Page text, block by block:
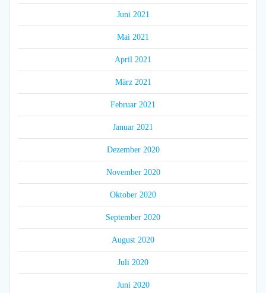
Juni 2021
Mai 2021
April 2021
März 2021
Februar 2021
Januar 2021
Dezember 2020
November 2020
Oktober 2020
September 2020
August 2020
Juli 2020
Juni 2020